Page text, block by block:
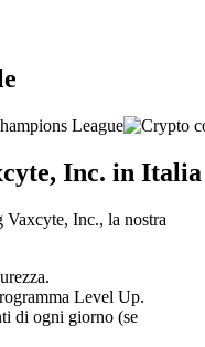
Inc. in Italia
Vaxcyte, Inc., la nostra
Level Up.
di ogni giorno (se